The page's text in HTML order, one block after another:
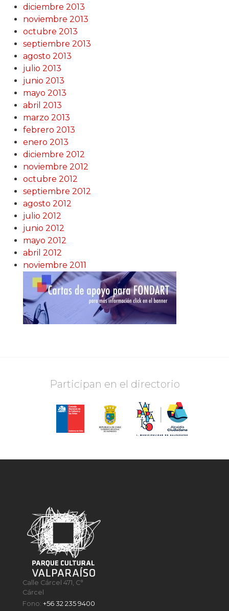
diciembre 2013
noviembre 2013
octubre 2013
septiembre 2013
agosto 2013
julio 2013
junio 2013
mayo 2013
abril 2013
marzo 2013
febrero 2013
enero 2013
diciembre 2012
noviembre 2012
octubre 2012
septiembre 2012
agosto 2012
julio 2012
junio 2012
mayo 2012
abril 2012
noviembre 2011
Participan en el directorio
Calle Cárcel 471, C°
Cárcel
Fono:+56 32 235 9400